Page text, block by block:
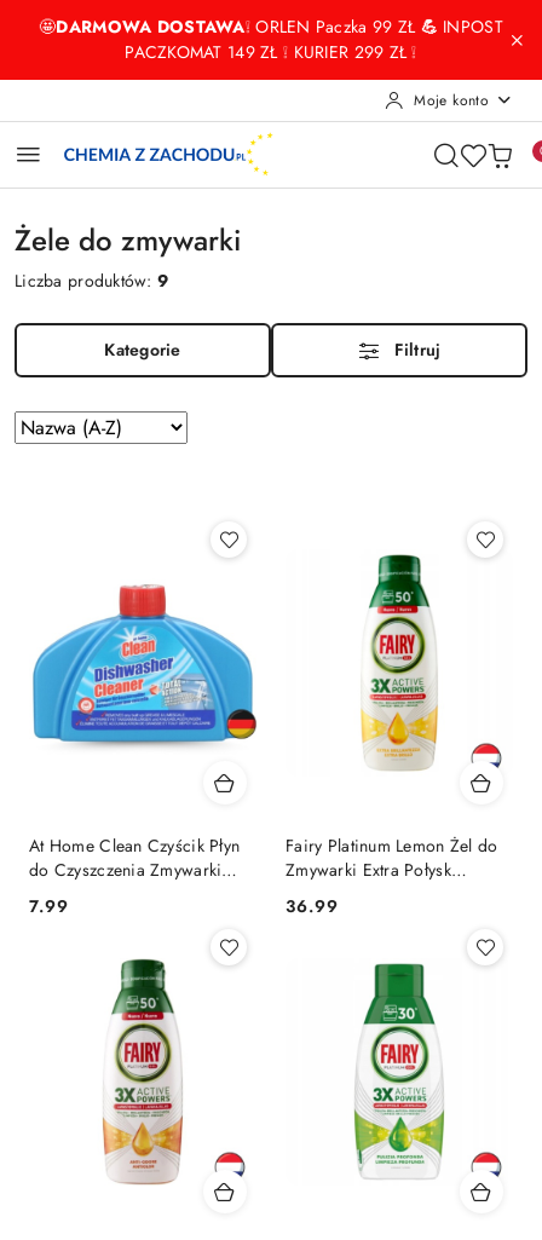
Przejdź do treści głównej
Przejdź do wyszukiwarki
Przejdź do moje konto
Przejdź do menu głównego
Przejdź do stopki
🤩DARMOWA DOSTAWA❕ ORLEN Paczka 99 ZŁ💪 INPOST
PACZKOMAT 149 ZŁ ❕ KURIER 299 ZŁ ❕
Moje konto
Żele do zmywarki
Liczba produktów:9
Kategorie Filtruj
Zastosowano
sortowanie:
Sortuj
według
At Home Clean Czyścik Płyn
do Czyszczenia Zmywarki
250 ml (Niemcy)
Cena:
7.99
Fairy Platinum Lemon Żel do
Zmywarki Extra Połysk
Cytrynowy 50 cykli (Holandia)
Cena:
36.99